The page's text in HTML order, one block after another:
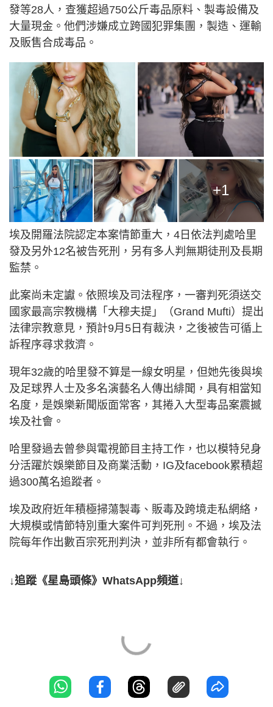
發等28人，查獲超過750公斤毒品原料、製毒設備及
大量現金。他們涉嫌成立跨國犯罪集團，製造、運輸
及販售合成毒品。
+1
埃及開羅法院認定本案情節重大，4日依法判處哈里
發及另外12名被告死刑，另有多人判無期徒刑及長期
監禁。
此案尚未定讞。依照埃及司法程序，一審判死須送交
國家最高宗教機構「大穆夫提」（Grand Mufti）提出
法律宗教意見，預計9月5日有裁決，之後被告可循上
訴程序尋求救濟。
現年32歲的哈里發不算是一線女明星，但她先後與埃
及足球界人士及多名演藝名人傳出緋聞，具有相當知
名度，是娛樂新聞版面常客，其捲入大型毒品案震撼
埃及社會。
哈里發過去曾參與電視節目主持工作，也以模特兒身
分活躍於娛樂節目及商業活動，IG及facebook累積超
過300萬名追蹤者。
埃及政府近年積極掃蕩製毒、販毒及跨境走私網絡，
大規模或情節特別重大案件可判死刑。不過，埃及法
院每年作出數百宗死刑判決，並非所有都會執行。
↓追蹤《星島頭條》WhatsApp頻道↓